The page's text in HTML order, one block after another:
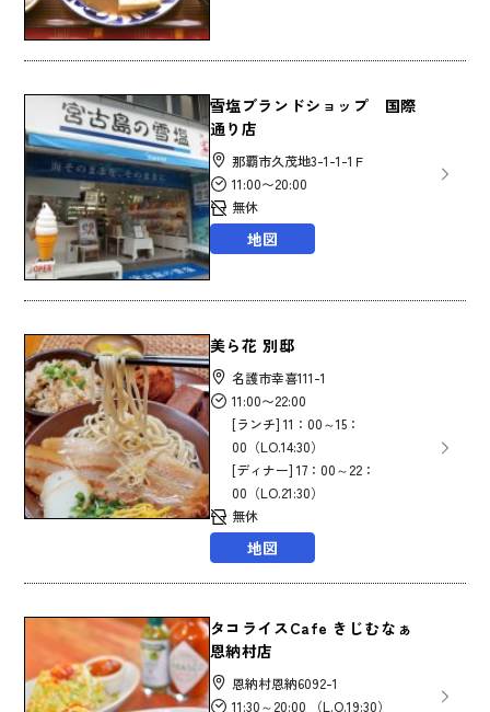
雪塩ブランドショップ 国際
通り店
那覇市久茂地3-1-1-1Ｆ
11:00〜20:00
無休
地図
美ら花 別邸
名護市幸喜111-1
11:00〜22:00
[ランチ] 11：00～15：
00（LO.14:30）
[ディナー] 17：00～22：
00（LO.21:30）
無休
地図
タコライスCafe きじむなぁ
恩納村店
恩納村恩納6092-1
11:30～20:00 （L.O.19:30）